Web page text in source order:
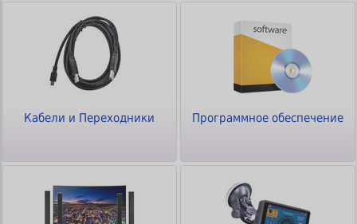
Кабели и Переходники Программное обеспечение